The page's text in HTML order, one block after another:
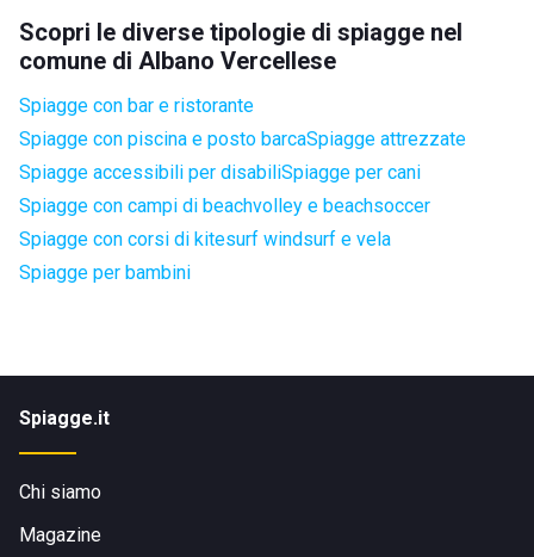
Scopri le diverse tipologie di spiagge nel
comune di Albano Vercellese
Spiagge con bar e ristorante
Spiagge con piscina e posto barcaSpiagge attrezzate
Spiagge accessibili per disabiliSpiagge per cani
Spiagge con campi di beachvolley e beachsoccer
Spiagge con corsi di kitesurf windsurf e vela
Spiagge per bambini
Spiagge.it
Chi siamo
Magazine